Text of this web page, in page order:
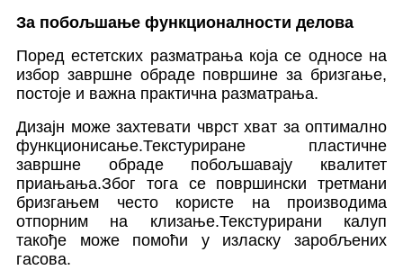
За побољшање функционалности делова
Поред естетских разматрања која се односе на
избор завршне обраде површине за бризгање,
постоје и важна практична разматрања.
Дизајн може захтевати чврст хват за оптимално
функционисање.Текстуриране пластичне
завршне обраде побољшавају квалитет
приањања.Због тога се површински третмани
бризгањем често користе на производима
отпорним на клизање.Текстурирани калуп
такође може помоћи у изласку заробљених
гасова.